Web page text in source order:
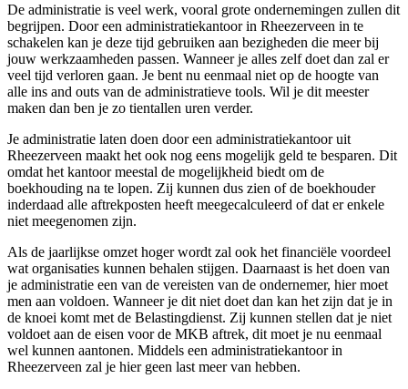
De administratie is veel werk, vooral grote ondernemingen zullen dit
begrijpen. Door een administratiekantoor in Rheezerveen in te
schakelen kan je deze tijd gebruiken aan bezigheden die meer bij
jouw werkzaamheden passen. Wanneer je alles zelf doet dan zal er
veel tijd verloren gaan. Je bent nu eenmaal niet op de hoogte van
alle ins and outs van de administratieve tools. Wil je dit meester
maken dan ben je zo tientallen uren verder.
Je administratie laten doen door een administratiekantoor uit
Rheezerveen maakt het ook nog eens mogelijk geld te besparen. Dit
omdat het kantoor meestal de mogelijkheid biedt om de
boekhouding na te lopen. Zij kunnen dus zien of de boekhouder
inderdaad alle aftrekposten heeft meegecalculeerd of dat er enkele
niet meegenomen zijn.
Als de jaarlijkse omzet hoger wordt zal ook het financiële voordeel
wat organisaties kunnen behalen stijgen. Daarnaast is het doen van
je administratie een van de vereisten van de ondernemer, hier moet
men aan voldoen. Wanneer je dit niet doet dan kan het zijn dat je in
de knoei komt met de Belastingdienst. Zij kunnen stellen dat je niet
voldoet aan de eisen voor de MKB aftrek, dit moet je nu eenmaal
wel kunnen aantonen. Middels een administratiekantoor in
Rheezerveen zal je hier geen last meer van hebben.